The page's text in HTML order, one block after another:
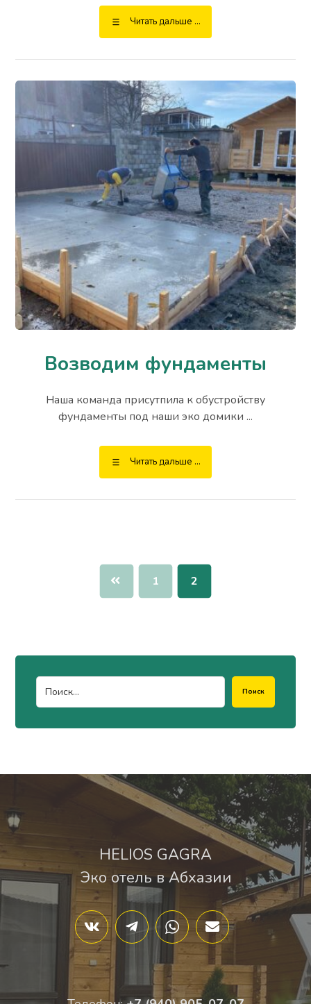
Читать дальше ...
Возводим фундаменты
Наша команда присутпила к обустройству
фундаменты под наши эко домики ...
Читать дальше ...
1 2
Поиск
HELIOS GAGRA
Эко отель в Абхазии